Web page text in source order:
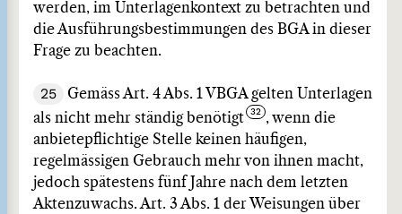
werden, im Unterlagenkontext zu betrachten und
die Ausführungsbestimmungen des BGA in dieser
Frage zu beachten.
25
Gemäss Art. 4 Abs. 1 VBGA gelten Unterlagen
als nicht mehr ständig benötigt
, wenn die
anbietepflichtige Stelle keinen häufigen,
regelmässigen Gebrauch mehr von ihnen macht,
jedoch spätestens fünf Jahre nach dem letzten
Aktenzuwachs. Art. 3 Abs. 1 der Weisungen über